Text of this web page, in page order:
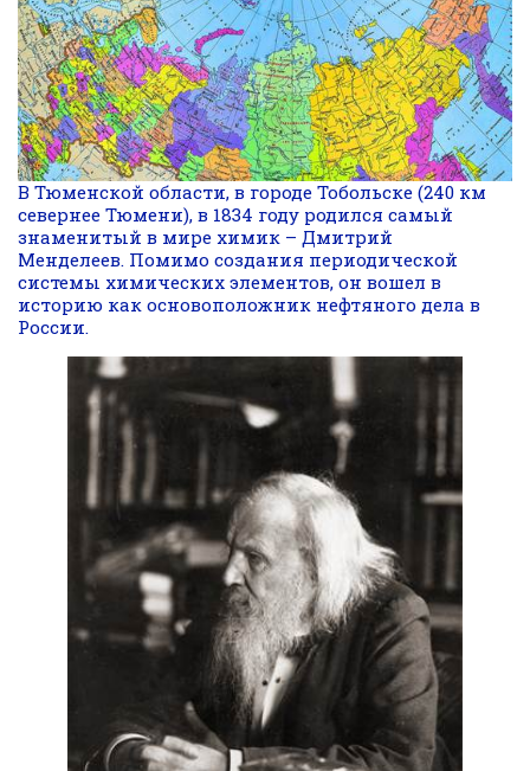
В Тюменской области, в городе Тобольске (240 км
севернее Тюмени), в 1834 году родился самый
знаменитый в мире химик – Дмитрий
Менделеев. Помимо создания периодической
системы химических элементов, он вошел в
историю как основоположник нефтяного дела в
России.